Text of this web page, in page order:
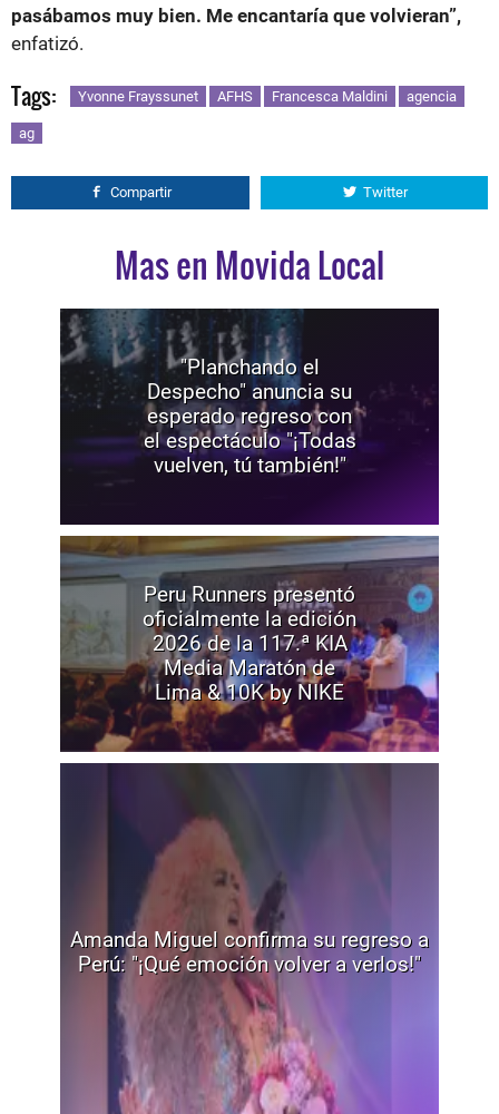
pasábamos muy bien. Me encantaría que volvieran”,
enfatizó.
Tags: Yvonne Frayssunet AFHS Francesca Maldini agencia
ag
Compartir Twitter
Mas en Movida Local
"Planchando el
Despecho" anuncia su
esperado regreso con
el espectáculo "¡Todas
vuelven, tú también!"
Peru Runners presentó
oficialmente la edición
2026 de la 117.ª KIA
Media Maratón de
Lima & 10K by NIKE
Amanda Miguel confirma su regreso a
Perú: "¡Qué emoción volver a verlos!"